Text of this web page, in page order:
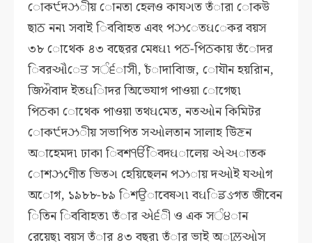
োক੯দઝীয় োনতা হেলও কাযગত তঁারা োকউ
ছাਠ নন৷ সবাই িববািহত এবং পઝেতઘেকর বয়স
৩৮ োথেক ৪৩ বছেরর মেধઘ৷ পਠ-পিਠকায় তঁােদর
িবরઔেਤ সੰ੬াসী, চঁাদাবািজ, োযৗন হয়রািন,
জিਔবাদ ইতઘািদর অিভেযাগ পাওয়া োগেছ৷
পিਠকা োথেক পাওয়া তথઘমেত, নতઓন কিমিটর
োক੯দઝীয় সভাপিত সઓলতান সালাহ উিਣন
অাহেমদ৷ ঢাকা িবশੴিবদઘালেয় એઅাতক
োশઝণীেত ভিতગ হেয়িছেলন পઝায় দઓই যઓগ
অােগ, ১৯৮৮-৮৯ িশਉাবেষગ৷ বઘিਡઙগত জীবেন
িতিন িববািহত৷ তঁার એ੬ী ও এক সੰ੪ান
রেয়েছ৷ বয়স তঁার ৪৩ বছর৷ তঁার ভাই অাਲ਼ઓস